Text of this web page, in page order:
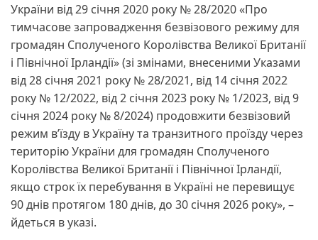
України від 29 січня 2020 року № 28/2020 «Про
тимчасове запровадження безвізового режиму для
громадян Сполученого Королівства Великої Британії
і Північної Ірландії» (зі змінами, внесеними Указами
від 28 січня 2021 року № 28/2021, від 14 січня 2022
року № 12/2022, від 2 січня 2023 року № 1/2023, від 9
січня 2024 року № 8/2024) продовжити безвізовий
режим в’їзду в Україну та транзитного проїзду через
територію України для громадян Сполученого
Королівства Великої Британії і Північної Ірландії,
якщо строк їх перебування в Україні не перевищує
90 днів протягом 180 днів, до 30 січня 2026 року», –
йдеться в указі.